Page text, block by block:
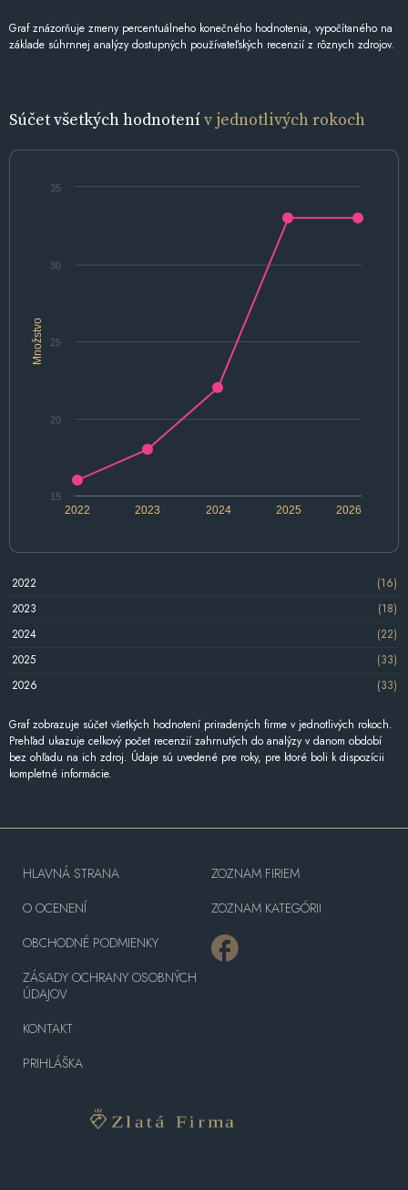
Graf znázorňuje zmeny percentuálneho konečného hodnotenia, vypočítaného na
základe súhrnnej analýzy dostupných používateľských recenzií z rôznych zdrojov.
Súčet všetkých hodnotenív jednotlivých rokoch
Množstvo
2022 2024 2026
2023 2025
15
20
25
30
35
2022
(16)
2023
(18)
2024
(22)
2025
(33)
2026
(33)
Graf zobrazuje súčet všetkých hodnotení priradených firme v jednotlivých rokoch.
Prehľad ukazuje celkový počet recenzií zahrnutých do analýzy v danom období
bez ohľadu na ich zdroj. Údaje sú uvedené pre roky, pre ktoré boli k dispozícii
kompletné informácie.
HLAVNÁ STRANA
O OCENENÍ
OBCHODNÉ PODMIENKY
ZÁSADY OCHRANY OSOBNÝCH
ÚDAJOV
KONTAKT
PRIHLÁŠKA
ZOZNAM FIRIEM
ZOZNAM KATEGÓRII